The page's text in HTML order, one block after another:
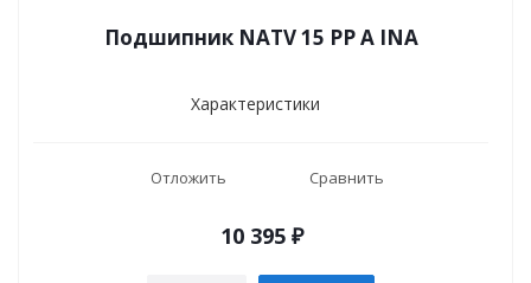
Подшипник NATV 15 PP A INA
Характеристики
Отложить Сравнить
10 395₽